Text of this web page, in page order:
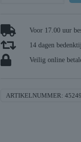
iced
woofins
vanilla
trio
Voor 17.00 uur
14 dagen
Veilig online
ARTIKELNUMMER: